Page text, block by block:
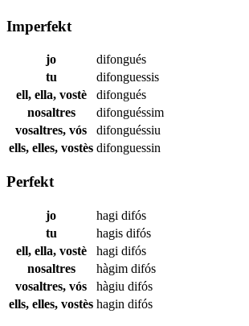
Imperfekt
jo
difongués
tu
difonguessis
ell, ella, vostè
difongués
nosaltres
difonguéssim
vosaltres, vós
difonguéssiu
ells, elles, vostès difonguessin
Perfekt
jo hagi difós
tu
hagis difós
ell, ella, vostè
hagi difós
nosaltres
hàgim difós
vosaltres, vós
hàgiu difós
ells, elles, vostès hagin difós